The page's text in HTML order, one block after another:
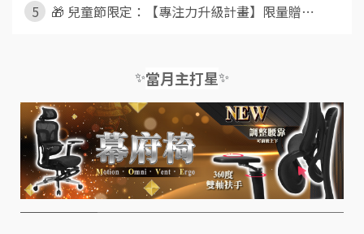
5
🎁 兒童節限定：【專注力升級計畫】限量贈⋯
✨當月主打星✨